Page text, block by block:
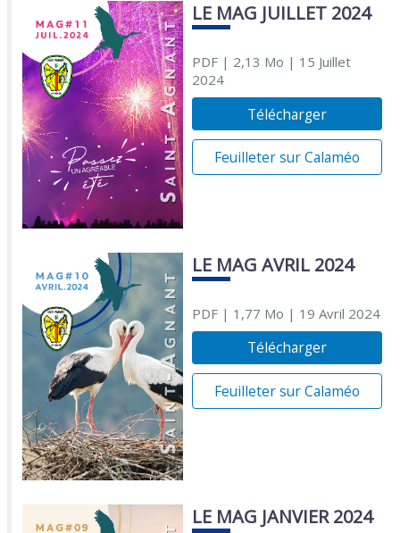
LE MAG JUILLET 2024
PDF| 2,13 Mo | 15 Juillet
2024
Télécharger
Feuilleter sur Calaméo
LE MAG AVRIL 2024
PDF| 1,77 Mo | 19 Avril 2024
Télécharger
Feuilleter sur Calaméo
LE MAG JANVIER 2024